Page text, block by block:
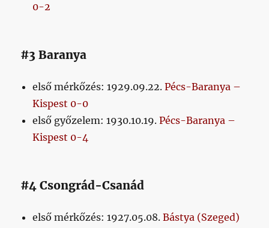
0-2
#3 Baranya
első mérkőzés: 1929.09.22.Pécs-Baranya –
Kispest 0-0
első győzelem: 1930.10.19.Pécs-Baranya –
Kispest 0-4
#4 Csongrád-Csanád
első mérkőzés: 1927.05.08.Bástya (Szeged)